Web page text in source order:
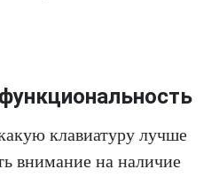
клавиатуру лучше
внимание на наличие